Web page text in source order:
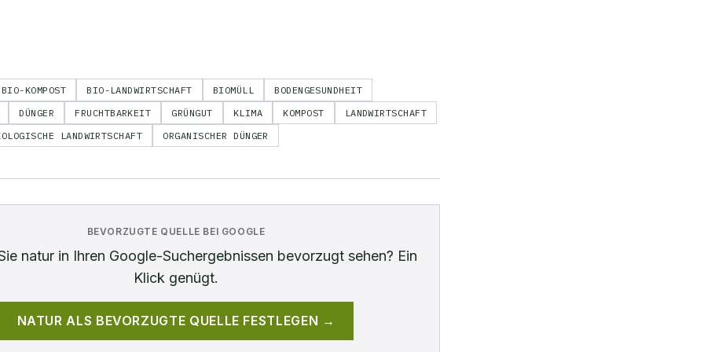
BIO-KOMPOST BIO-LANDWIRTSCHAFT BIOMÜLL
BODENGESUNDHEIT
DÜNGER
FRUCHTBARKEIT GRÜNGUT KLIMA KOMPOST
LANDWIRTSCHAFT
LANDWIRTSCHAFT
ORGANISCHER DÜNGER
BEVORZUGTE QUELLE BEI GOOGLE
naturin Ihren Google-Suchergebnissen bevorzugt sehen? Ein
Klick genügt.
NATUR ALS BEVORZUGTE QUELLE FESTLEGEN →